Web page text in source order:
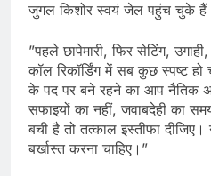
जुगल किशोर स्वयं जेल पहुंच चुके
”पहले छापेमारी, फिर सेटिंग,
कॉल रिकॉर्डिंग में सब कुछ स्पष्ट हो
के पद पर बने रहने का आप नैतिक
सफाइयों का नहीं, जवाबदेही का
बची है तो तत्काल इस्तीफा दीजिए।
बर्खास्त करना चाहिए।”